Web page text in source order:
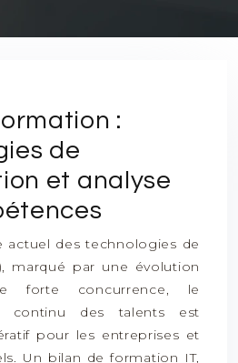
:
de
et analyse
actuel des technologies de
marqué par une évolution
forte concurrence, le
continu des talents est
pour les entreprises et
Un bilan de formation IT,